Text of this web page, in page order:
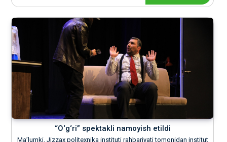
“O‘g‘ri” spektakli namoyish etildi
Ma’lumki, Jizzax politexnika instituti rahbariyati tomonidan institut